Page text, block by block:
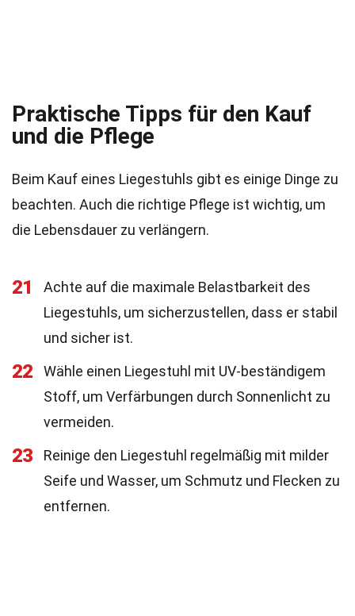
Praktische Tipps für den Kauf
und die Pflege
Beim Kauf eines Liegestuhls gibt es einige Dinge zu
beachten. Auch die richtige Pflege ist wichtig, um
die Lebensdauer zu verlängern.
21
Achte auf die maximale Belastbarkeit des
Liegestuhls, um sicherzustellen, dass er stabil
und sicher ist.
22
Wähle einen Liegestuhl mit UV-beständigem
Stoff, um Verfärbungen durch Sonnenlicht zu
vermeiden.
23
Reinige den Liegestuhl regelmäßig mit milder
Seife und Wasser, um Schmutz und Flecken zu
entfernen.